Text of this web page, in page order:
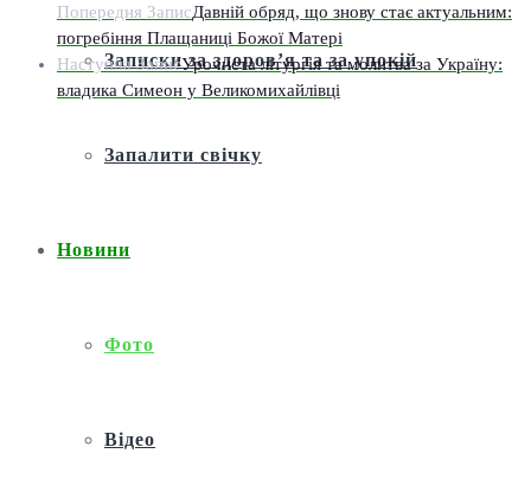
Записки за здоров’я та за упокій
Запалити свічку
Новини
Фото
Відео
Попередня ЗаписДавній обряд, що знову стає актуальним:
погребіння Плащаниці Божої Матері
Наступна ЗаписУрочиста літургія та молитва за Україну:
владика Симеон у Великомихайлівці